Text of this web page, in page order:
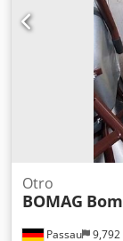
Passau 9,792
Otro
BOMAG